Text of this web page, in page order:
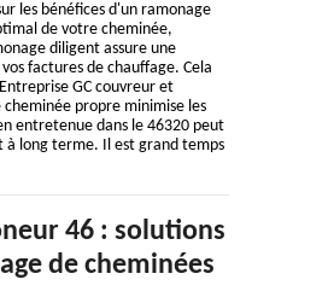
les bénéfices d'un ramonage
de votre cheminée,
diligent assure une
factures de chauffage. Cela
GC couvreur et
propre minimise les
entretenue dans le 46320 peut
long terme. Il est grand temps
46 : solutions
de cheminées